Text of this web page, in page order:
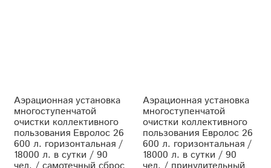
Аэрационная установка
многоступенчатой
очистки коллективного
пользования Евролос 26
600 л. горизонтальная /
18000 л. в сутки / 90
Аэрационная установка
многоступенчатой
очистки коллективного
пользования Евролос 26
600 л. горизонтальная /
18000 л. в сутки / 90